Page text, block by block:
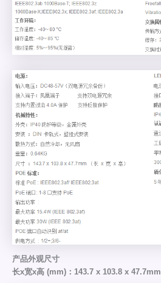
产品外观尺寸
长x宽x高 (mm)：143.7 x 103.8 x 47.7mm